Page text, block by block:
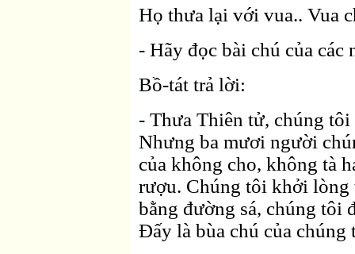
Họ thưa lại với vua.. Vua
- Hãy đọc bài chú của các
Bồ-tát trả lời:
- Thưa Thiên tử, chúng
Nhưng ba mươi người
của không cho, không tà
rượu. Chúng tôi khởi lòng
bằng đường sá, chúng tôi
Ðấy là bùa chú của chúng